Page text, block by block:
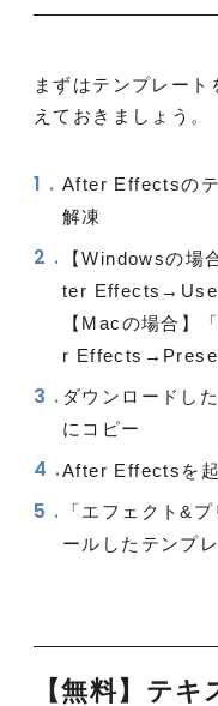
まずはテンプレート
えておきましょう。
After Effectsのテ
解凍
【Windowsの
ter
【Macの場合】
r
ダウンロードし
にコピー
After Effectsを
「エフェクト&
ールしたテンプ
【無料】テ